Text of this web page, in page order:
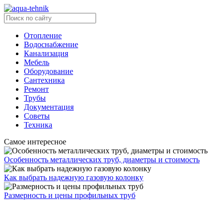
Отопление
Водоснабжение
Канализация
Мебель
Оборудование
Сантехника
Ремонт
Трубы
Документация
Советы
Техника
Самое интересное
Особенность металлических труб, диаметры и стоимость
Как выбрать надежную газовую колонку
Размерность и цены профильных труб